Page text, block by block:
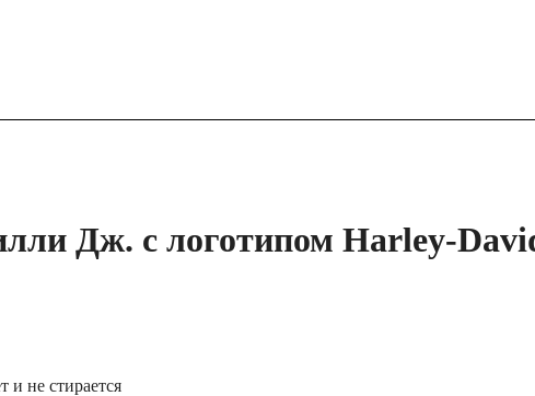
Дж. с логотипом Harley-
и не стирается